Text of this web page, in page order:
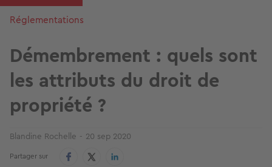
Réglementations
Démembrement : quels sont
les attributs du droit de
propriété ?
Blandine Rochelle 20 sep 2020
Partager sur